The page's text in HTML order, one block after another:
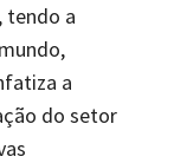
tendo a
a
do setor